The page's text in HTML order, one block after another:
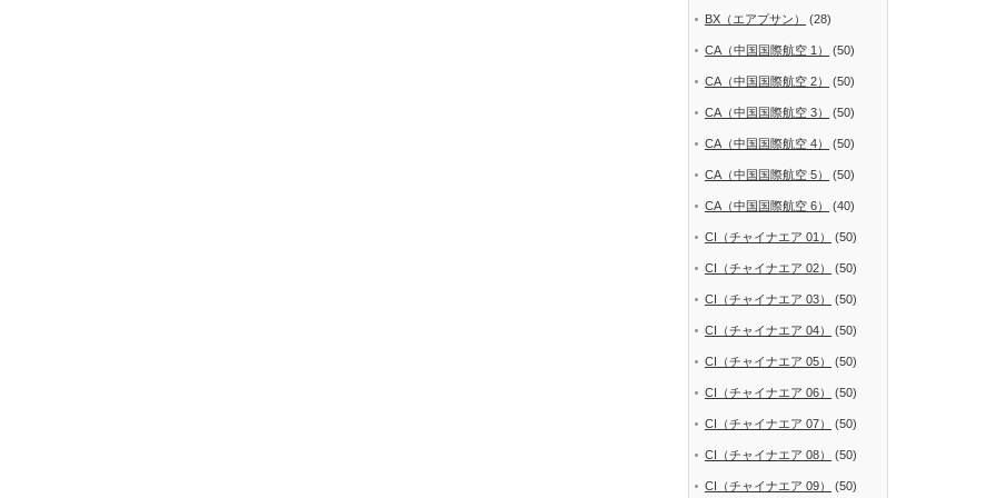
BX（エアプサン） (28)
CA（中国国際航空 1） (50)
CA（中国国際航空 2） (50)
CA（中国国際航空 3） (50)
CA（中国国際航空 4） (50)
CA（中国国際航空 5） (50)
CA（中国国際航空 6） (40)
CI（チャイナエア 01） (50)
CI（チャイナエア 02） (50)
CI（チャイナエア 03） (50)
CI（チャイナエア 04） (50)
CI（チャイナエア 05） (50)
CI（チャイナエア 06） (50)
CI（チャイナエア 07） (50)
CI（チャイナエア 08） (50)
CI（チャイナエア 09） (50)